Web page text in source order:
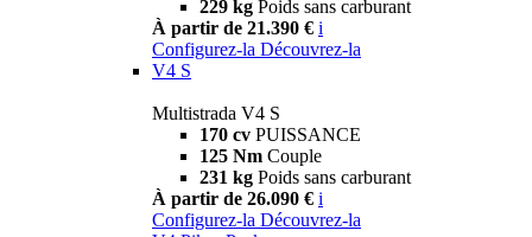
229 kg Poids sans carburant
À partir de 21.390 € i
Configurez-la Découvrez-la
V4 S
Multistrada V4 S
170 cv PUISSANCE
125 Nm Couple
231 kg Poids sans carburant
À partir de 26.090 € i
Configurez-la Découvrez-la